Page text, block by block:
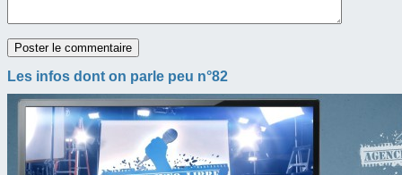
Les infos dont on parle peu n°82